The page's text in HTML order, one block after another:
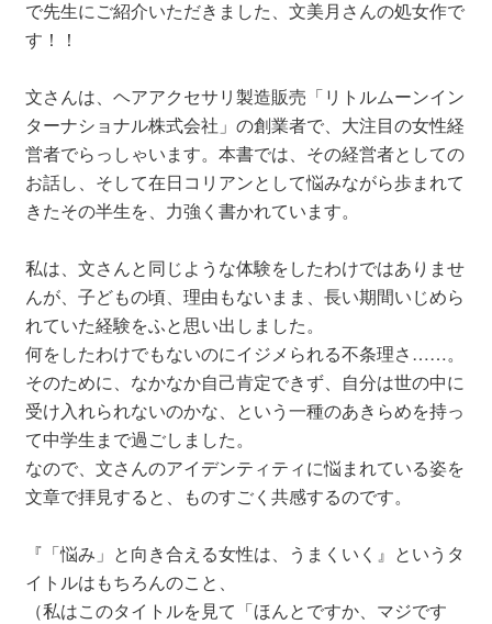
で先生にご紹介いただきました、文美月さんの処女作で
す！！
文さんは、ヘアアクセサリ製造販売「リトルムーンイン
ターナショナル株式会社」の創業者で、大注目の女性経
営者でらっしゃいます。本書では、その経営者としての
お話し、そして在日コリアンとして悩みながら歩まれて
きたその半生を、力強く書かれています。
私は、文さんと同じような体験をしたわけではありませ
んが、子どもの頃、理由もないまま、長い期間いじめら
れていた経験をふと思い出しました。
何をしたわけでもないのにイジメられる不条理さ……。
そのために、なかなか自己肯定できず、自分は世の中に
受け入れられないのかな、という一種のあきらめを持っ
て中学生まで過ごしました。
なので、文さんのアイデンティティに悩まれている姿を
文章で拝見すると、ものすごく共感するのです。
『「悩み」と向き合える女性は、うまくいく』というタ
イトルはもちろんのこと、
（私はこのタイトルを見て「ほんとですか、マジです